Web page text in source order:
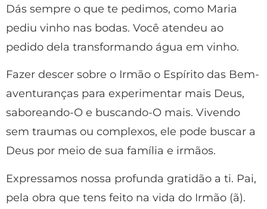
Dás sempre o que te pedimos, como Maria
pediu vinho nas bodas. Você atendeu ao
pedido dela transformando água em vinho.
Fazer descer sobre o Irmão o Espírito das Bem-
aventuranças para experimentar mais Deus,
saboreando-O e buscando-O mais. Vivendo
sem traumas ou complexos, ele pode buscar a
Deus por meio de sua família e irmãos.
Expressamos nossa profunda gratidão a ti. Pai,
pela obra que tens feito na vida do Irmão (ã).